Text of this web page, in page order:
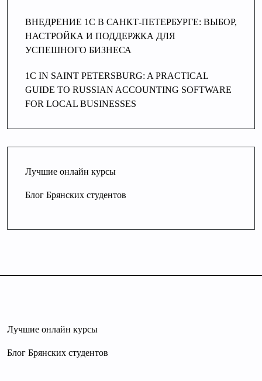
ВНЕДРЕНИЕ 1С В САНКТ-ПЕТЕРБУРГЕ: ВЫБОР,
НАСТРОЙКА И ПОДДЕРЖКА ДЛЯ
УСПЕШНОГО БИЗНЕСА
1C IN SAINT PETERSBURG: A PRACTICAL
GUIDE TO RUSSIAN ACCOUNTING SOFTWARE
FOR LOCAL BUSINESSES
Лучшие онлайн курсы
Блог Брянских студентов
Лучшие онлайн курсы
Блог Брянских студентов